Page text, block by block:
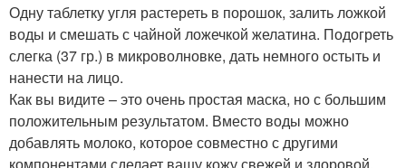
Одну таблетку угля растереть в порошок, залить ложкой
воды и смешать с чайной ложечкой желатина. Подогреть
слегка (37 гр.) в микроволновке, дать немного остыть и
нанести на лицо.
Как вы видите – это очень простая маска, но с большим
положительным результатом. Вместо воды можно
добавлять молоко, которое совместно с другими
компонентами сделает вашу кожу свежей и здоровой.